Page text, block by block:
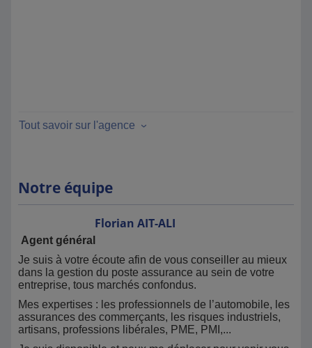
Tout savoir sur l'agence
Notre équipe
Florian AIT-ALI
Agent général
Je suis à votre écoute afin de vous conseiller au mieux
dans la gestion du poste assurance au sein de votre
entreprise, tous marchés confondus.
Mes expertises : les professionnels de l’automobile, les
assurances des commerçants, les risques industriels,
artisans, professions libérales, PME, PMI,...